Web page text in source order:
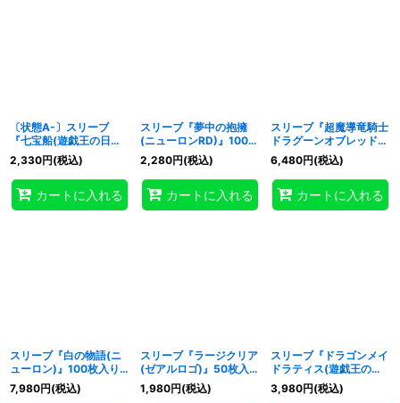
〔状態A-〕スリーブ
『七宝船(遊戯王の日
RD)』100枚入り【-】
{-}《スリーブ》
2,330円(税込)
カートに入れる
スリーブ『夢中の抱擁
(ニューロンRD)』100枚
入り【-】{-}《スリー
ブ》
2,280円(税込)
カートに入れる
スリーブ『超魔導竜騎士
ドラグーンオブレッドア
イズ(ニューロン)』100
枚入り【-】{-}《スリー
ブ》
6,480円(税込)
カートに入れる
スリーブ『白の物語(ニ
ューロン)』100枚入り
【-】{-}《スリーブ》
7,980円(税込)
スリーブ『ラージクリア
(ゼアルロゴ)』50枚入り
【-】{-}《スリーブ》
1,980円(税込)
スリーブ『ドラゴンメイ
ドラティス(遊戯王の
日)』100枚入り【-】{-}
《スリーブ》
3,980円(税込)